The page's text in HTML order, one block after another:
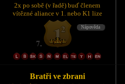
2x po sobě (v řadě) buď členem
vítězné aliance v 1. nebo K1 lize
Bratři ve zbrani